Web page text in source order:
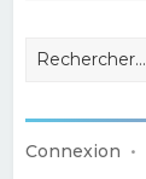
Connexion •